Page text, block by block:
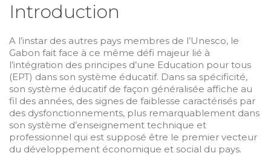
Introduction
A l’instar des autres pays membres de l’Unesco, le
Gabon fait face à ce même défi majeur lié à
l’intégration des principes d’une Education pour tous
(EPT) dans son système éducatif. Dans sa spécificité,
son système éducatif de façon généralisée affiche au
fil des années, des signes de faiblesse caractérisés par
des dysfonctionnements, plus remarquablement dans
son système d’enseignement technique et
professionnel qui est supposé être le premier vecteur
du développement économique et social du pays.